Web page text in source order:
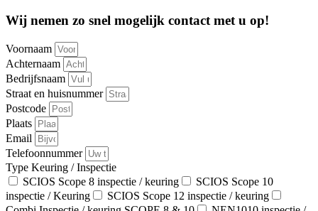
Wij nemen zo snel mogelijk contact met u op!
Voornaam
Achternaam
Bedrijfsnaam
Straat en huisnummer
Postcode
Plaats
Email
Telefoonnummer
Type Keuring / Inspectie
SCIOS Scope 8 inspectie / keuring
SCIOS Scope 10
inspectie / Keuring
SCIOS Scope 12 inspectie / keuring